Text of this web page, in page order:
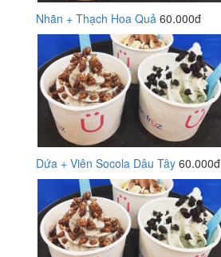
Nhãn + Thạch Hoa Quả 60.000đ
Dứa + Viên Socola Dâu Tây 60.000đ